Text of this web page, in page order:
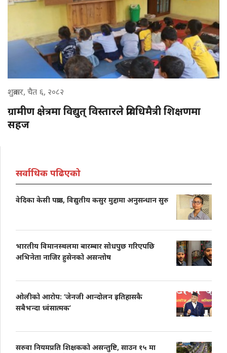
शुक्रबार, चैत ६, २०८२
ग्रामीण क्षेत्रमा विद्युत् विस्तारले प्रविधिमैत्री शिक्षणमा
सहज
सर्वाधिक पढिएको
वेदिका केसी पक्राउ, विद्युतीय कसुर मुद्दामा अनुसन्धान सुरु
भारतीय विमानस्थलमा बारम्बार सोधपुछ गरिएपछि
अभिनेता नाजिर हुसेनको असन्तोष
ओलीको आरोप: ‘जेनजी आन्दोलन इतिहासकै
सबैभन्दा ध्वंसात्मक’
सरुवा नियमप्रति शिक्षकको असन्तुष्टि, साउन १५ मा